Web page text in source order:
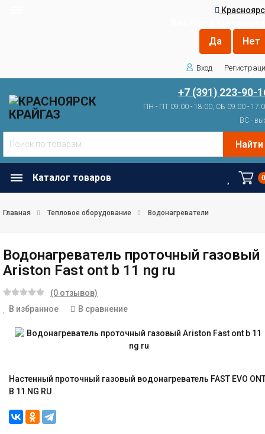
Вход
+7 (391) 223-90-
ПН - ПТ 09:00 - 18:00, СБ 09:00 -
ВС -
Найти
Каталог товаров
Главная Тепловое оборудование Водонагреватели
Водонагреватель проточный газовый
Ariston Fast ont b 11 ng ru
(0 отзывов)
В избранное
В сравнение
Настенный проточный газовый водонагреватель FAST EVO
B 11 NG RU